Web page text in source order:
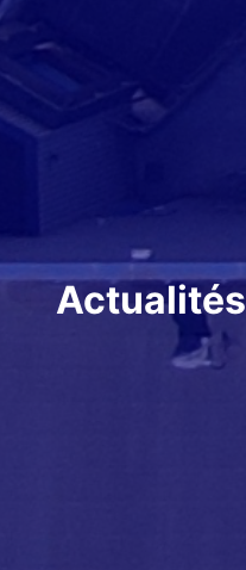
Actualités